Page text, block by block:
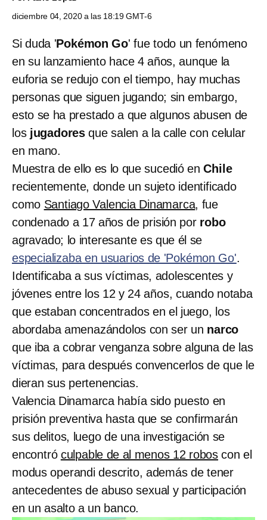
diciembre 04, 2020 a las 18:19 GMT-6
Si duda 'Pokémon Go' fue todo un fenómeno
en su lanzamiento hace 4 años, aunque la
euforia se redujo con el tiempo, hay muchas
personas que siguen jugando; sin embargo,
esto se ha prestado a que algunos abusen de
los jugadores que salen a la calle con celular
en mano.
Muestra de ello es lo que sucedió enChile
recientemente, donde un sujeto identificado
como Santiago Valencia Dinamarca, fue
condenado a 17 años de prisión por robo
agravado; lo interesante es que él se
especializaba en usuarios de 'Pokémon Go'.
Identificaba a sus víctimas, adolescentes y
jóvenes entre los 12 y 24 años, cuando notaba
que estaban concentrados en el juego, los
abordaba amenazándolos con ser un narco
que iba a cobrar venganza sobre alguna de las
víctimas, para después convencerlos de que le
dieran sus pertenencias.
Valencia Dinamarca había sido puesto en
prisión preventiva hasta que se confirmarán
sus delitos, luego de una investigación se
encontró culpable de al menos 12 robos con el
modus operandi descrito, además de tener
antecedentes de abuso sexual y participación
en un asalto a un banco.